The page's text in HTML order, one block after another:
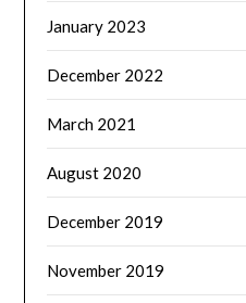
January 2023
December 2022
March 2021
August 2020
December 2019
November 2019